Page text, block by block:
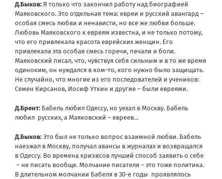
Д.Быков: Я только что закончил работу над биографией
Маяковского. Это отдельная тема: евреи и русский авангард –
особая смесь любви и ненависти, но все же любви больше.
Любовь Маяковского к евреям известна, и не только потому,
что его привлекала красота еврейских женщин. Его
привлекала эта особая смесь горечи, печали и боли.
Маяковский писал, что, чувствуя себя сильным и в то же время
одиноким, он нуждался в ком-то, кого нужно было защищать.
Не случайно, что многие из его последователей и учеников:
Семен Кирсанов, Иосиф Уткин и другие – были евреями.
Д.Брент: Бабель любил Одессу, но уехал в Москву. Бабель
любил русских, а Маяковский – евреев…
Д.Быков: Это был не только вопрос взаимной любви. Бабель
наезжал в Москву, получал авансы в журналах и возвращался
в Одессу. Во времена кризисов лучший способ заявить о себе
– не писать вообще. Молчание писателя – это тоже политика.
В длительном молчании Бабеля в 30-е годы проявлялось